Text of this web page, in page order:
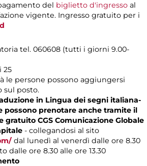
del biglietto d'ingresso al
vigente. Ingresso gratuito per i
tel. 060608 (tutti i giorni 9.00-
25
le persone possono aggiungersi
sul posto.
in Lingua dei segni italiana-
possono prenotare anche tramite il
CGS Comunicazione Globale
- collegandosi al sito
dal lunedì al venerdì dalle ore 8.30
dalle ore 8.30 alle ore 13.30